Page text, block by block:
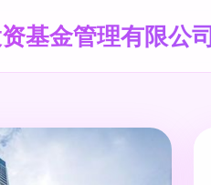
基金管理有限公司